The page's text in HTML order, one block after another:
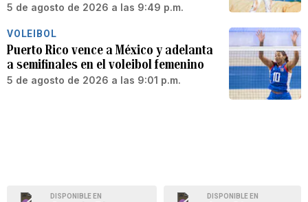
5 de agosto de 2026 a las 9:49 p.m.
VOLEIBOL
Puerto Rico vence a México y adelanta
a semifinales en el voleibol femenino
5 de agosto de 2026 a las 9:01 p.m.
DISPONIBLE EN DISPONIBLE EN